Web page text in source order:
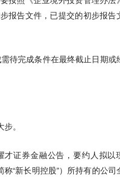
报告文件，已提交的初步报告
待完成条件在最终截止日期或
。
证券金融公告，要约人拟以
“新长明控股”）所持有的公司